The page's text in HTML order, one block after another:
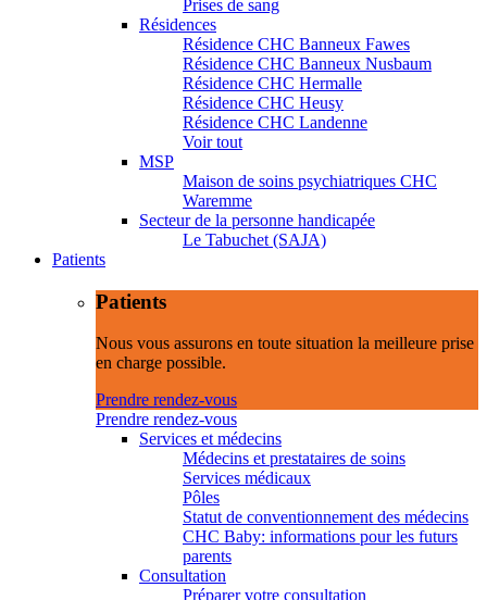
Prises de sang
Résidences
Résidence CHC Banneux Fawes
Résidence CHC Banneux Nusbaum
Résidence CHC Hermalle
Résidence CHC Heusy
Résidence CHC Landenne
Voir tout
MSP
Maison de soins psychiatriques CHC
Waremme
Secteur de la personne handicapée
Le Tabuchet (SAJA)
Patients
Patients
Nous vous assurons en toute situation la meilleure prise
en charge possible.
Prendre rendez-vous
Prendre rendez-vous
Services et médecins
Médecins et prestataires de soins
Services médicaux
Pôles
Statut de conventionnement des médecins
CHC Baby: informations pour les futurs
parents
Consultation
Préparer votre consultation